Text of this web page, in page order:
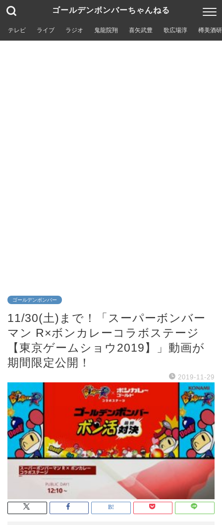
ゴールデンボンバーちゃんねる
テレビ ライブ ラジオ 鬼龍院翔 喜矢武豊 歌広場淳 樽美酒
ゴールデンボンバー
11/30(土)まで！「スーパーボンバー
マン R×ボンカレーコラボステージ
【東京ゲームショウ2019】」動画が
期間限定公開！
2019-11-29